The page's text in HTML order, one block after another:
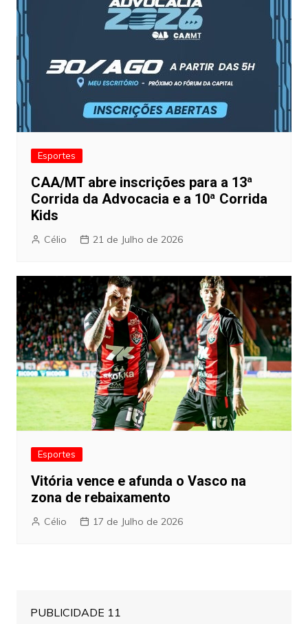
Esportes
CAA/MT abre inscrições para a 13ª
Corrida da Advocacia e a 10ª Corrida
Kids
Célio 21 de Julho de 2026
Esportes
Vitória vence e afunda o Vasco na
zona de rebaixamento
Célio 17 de Julho de 2026
PUBLICIDADE 11